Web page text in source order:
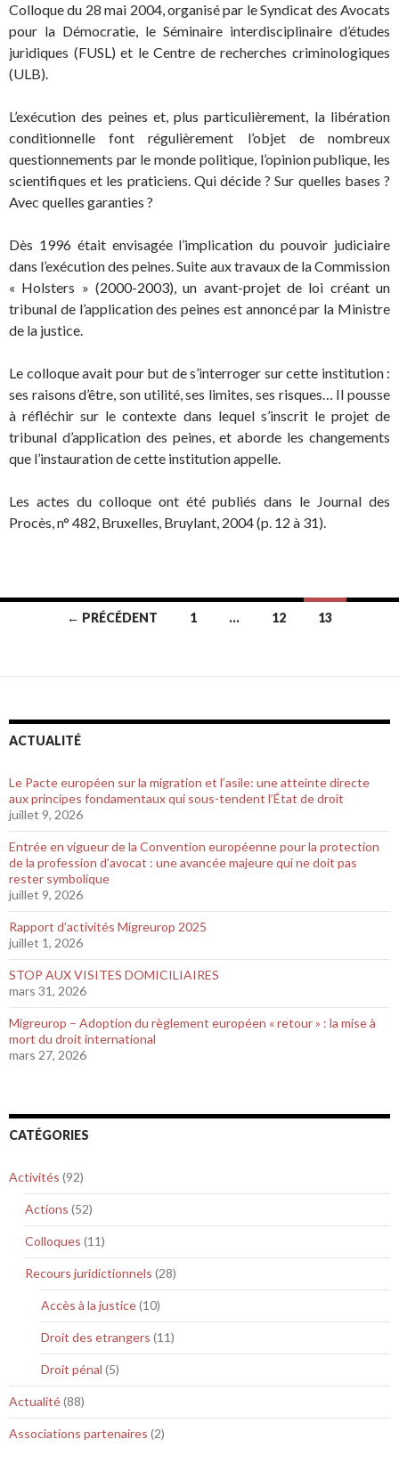
Colloque du 28 mai 2004, organisé par le Syndicat des Avocats
pour la Démocratie, le Séminaire interdisciplinaire d’études
juridiques (FUSL) et le Centre de recherches criminologiques
(ULB).
L’exécution des peines et, plus particulièrement, la libération
conditionnelle font régulièrement l’objet de nombreux
questionnements par le monde politique, l’opinion publique, les
scientifiques et les praticiens. Qui décide ? Sur quelles bases ?
Avec quelles garanties ?
Dès 1996 était envisagée l’implication du pouvoir judiciaire
dans l’exécution des peines. Suite aux travaux de la Commission
« Holsters » (2000-2003), un avant-projet de loi créant un
tribunal de l’application des peines est annoncé par la Ministre
de la justice.
Le colloque avait pour but de s’interroger sur cette institution :
ses raisons d’être, son utilité, ses limites, ses risques… Il pousse
à réfléchir sur le contexte dans lequel s’inscrit le projet de
tribunal d’application des peines, et aborde les changements
que l’instauration de cette institution appelle.
Les actes du colloque ont été publiés dans le Journal des
Procès, n° 482, Bruxelles, Bruylant, 2004 (p. 12 à 31).
← PRÉCÉDENT 1 … 12 13
ACTUALITÉ
Le Pacte européen sur la migration et l’asile: une atteinte directe
aux principes fondamentaux qui sous-tendent l’État de droit
juillet 9, 2026
Entrée en vigueur de la Convention européenne pour la protection
de la profession d’avocat : une avancée majeure qui ne doit pas
rester symbolique
juillet 9, 2026
Rapport d’activités Migreurop 2025
juillet 1, 2026
STOP AUX VISITES DOMICILIAIRES
mars 31, 2026
Migreurop – Adoption du règlement européen « retour » : la mise à
mort du droit international
mars 27, 2026
CATÉGORIES
Activités (92)
Actions (52)
Colloques (11)
Recours juridictionnels (28)
Accès à la justice(10)
Droit des etrangers (11)
Droit pénal (5)
Actualité(88)
Associations partenaires (2)